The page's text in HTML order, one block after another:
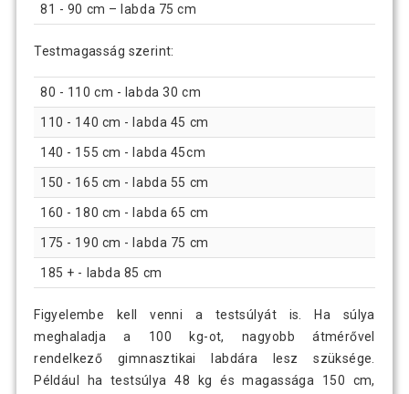
81 - 90 cm – labda 75 cm
Testmagasság szerint:
80 - 110 cm - labda 30 cm
110 - 140 cm - labda 45 cm
140 - 155 cm - labda 45cm
150 - 165 cm - labda 55 cm
160 - 180 cm - labda 65 cm
175 - 190 cm - labda 75 cm
185 + - labda 85 cm
Figyelembe kell venni a testsúlyát is. Ha súlya
meghaladja a 100 kg-ot, nagyobb átmérővel
rendelkező gimnasztikai labdára lesz szüksége.
Például ha testsúlya 48 kg és magassága 150 cm,